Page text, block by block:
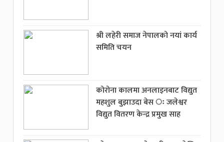
श्री लहेरी समाज नेपालको नयां कार्य
समिति चयन
कोरोना कालमा अनलाइनबाट विद्युत
महशुल बुझाउदा बेस ः जलेश्वर
विद्युत वितरण केन्द्र प्रमुख साह